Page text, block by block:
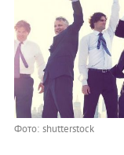
Фото: shutterstock